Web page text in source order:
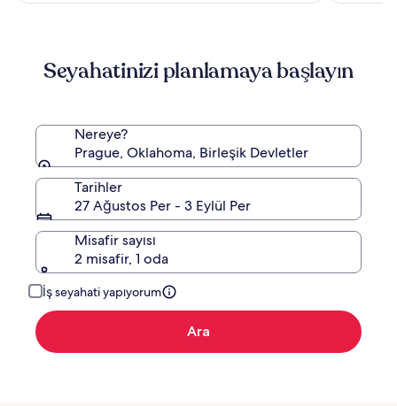
fazla
bilgi
Seyahatinizi planlamaya başlayın
Nereye?
Prague, Oklahoma, Birleşik Devletler
Tarihler
27 Ağustos Per - 3 Eylül Per
Misafir sayısı
2 misafir, 1 oda
İş seyahati yapıyorum
Ara